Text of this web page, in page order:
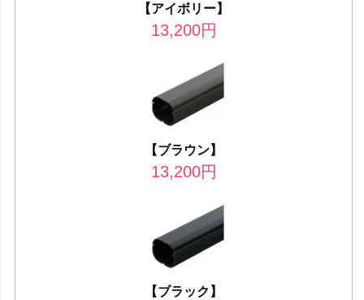
【アイボリー】
13,200円
【ブラウン】
13,200円
【ブラック】